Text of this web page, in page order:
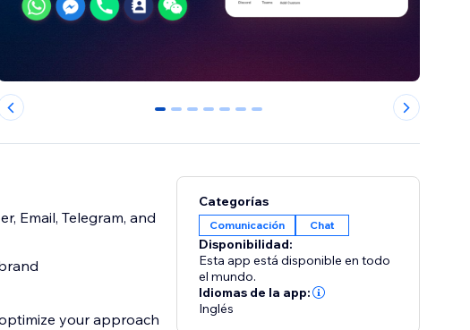
0 1 2 3 4 5 6
Email, Telegram, and
your approach
Categorías
Comunicación Chat
Disponibilidad:
Esta app está disponible en todo
el mundo.
Idiomas de la app:
Inglés